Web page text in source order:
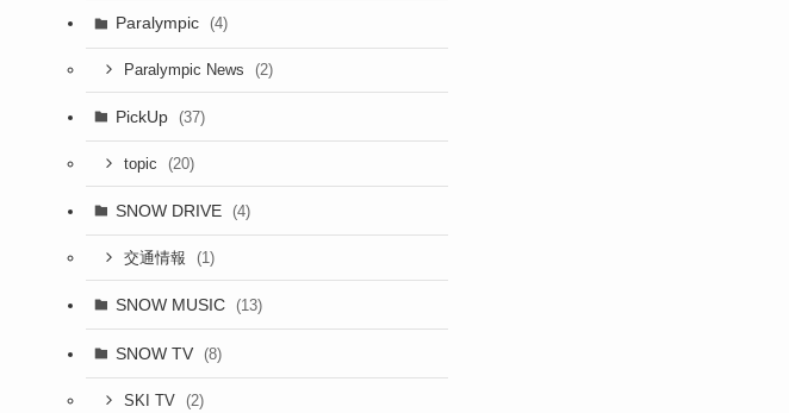
Paralympic (4)
Paralympic News (2)
PickUp (37)
topic (20)
SNOW DRIVE (4)
交通情報 (1)
SNOW MUSIC (13)
SNOW TV (8)
SKI TV (2)